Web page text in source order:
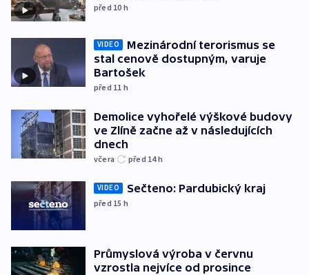
před 10 h
VIDEO
Mezinárodní terorismus se
stal cenově dostupným, varuje
Bartošek
před 11 h
Demolice vyhořelé výškové budovy
ve Zlíně začne až v následujících
dnech
včera před 14h
VIDEO Sečteno: Pardubický kraj
před 15 h
Průmyslová výroba v červnu
vzrostla nejvíce od prosince